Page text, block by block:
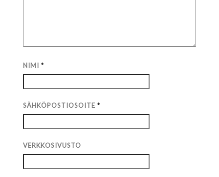
NIMI*
SÄHKÖPOSTIOSOITE*
VERKKOSIVUSTO